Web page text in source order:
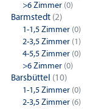
>6 Zimmer (0)
Barmstedt (2)
1-1,5 Zimmer (0)
2-3,5 Zimmer (1)
4-5,5 Zimmer (0)
>6 Zimmer (0)
Barsbüttel (10)
1-1,5 Zimmer (0)
2-3,5 Zimmer (6)